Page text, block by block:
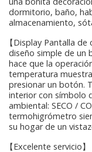
dormitorio, baño,
almacenamiento,
【Display Pantalla
diseño simple de un
hace que la
temperatura
presionar un botón.
interior con símbolo
ambiental: SECO /
termohigrómetro
su hogar de un
【Excelente servicio